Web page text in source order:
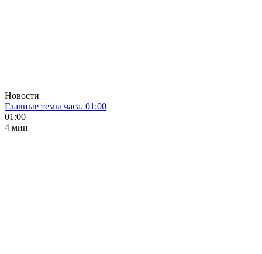
Новости
Главные темы часа. 01:00
01:00
4 мин